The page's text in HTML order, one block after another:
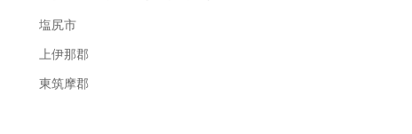
塩尻市
上伊那郡
東筑摩郡